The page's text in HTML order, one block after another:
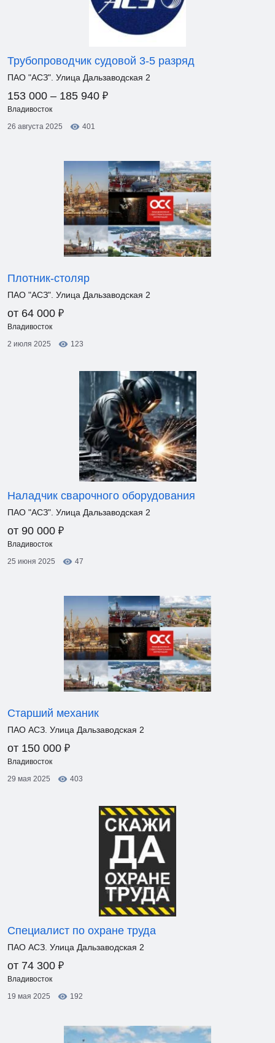
Трубопроводчик судовой 3-5 разряд
ПАО "АСЗ". Улица Дальзаводская 2
153 000 – 185 940 ₽
Владивосток
26 августа 2025
401
Плотник-столяр
ПАО "АСЗ". Улица Дальзаводская 2
от 64 000 ₽
Владивосток
2 июля 2025
123
Наладчик сварочного оборудования
ПАО "АСЗ". Улица Дальзаводская 2
от 90 000 ₽
Владивосток
25 июня 2025
47
Старший механик
ПАО АСЗ. Улица Дальзаводская 2
от 150 000 ₽
Владивосток
29 мая 2025
403
Специалист по охране труда
ПАО АСЗ. Улица Дальзаводская 2
от 74 300 ₽
Владивосток
19 мая 2025
192